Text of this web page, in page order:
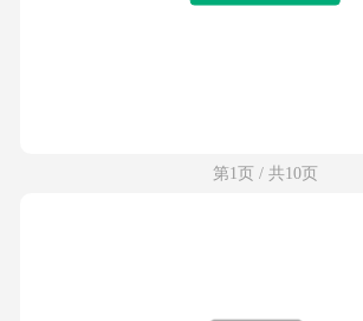
第1页 / 共10页